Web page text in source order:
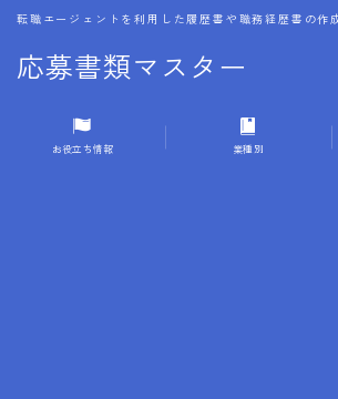
応募書類マスター
転職エージェントを利用した履歴書や職務経歴書の作
MENU
1.履歴書のゴールデンルール
お役立ち情報 業種別